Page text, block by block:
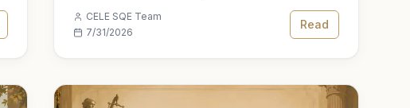
CELE SQE Team
7/31/2026
Read